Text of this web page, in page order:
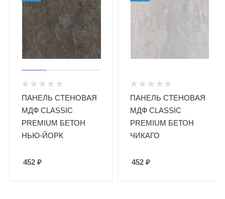
ПАНЕЛЬ СТЕНОВАЯ
МДФ CLASSIC
PREMIUM БЕТОН
НЬЮ-ЙОРК
452 ₽
ПАНЕЛЬ СТЕНОВАЯ
МДФ CLASSIC
PREMIUM БЕТОН
ЧИКАГО
452 ₽